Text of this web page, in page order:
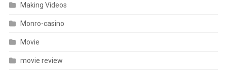
Making Videos
Monro-casino
Movie
movie review